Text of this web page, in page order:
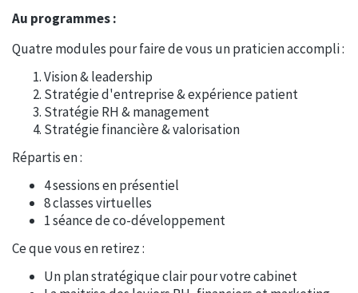
Au programmes :
Quatre modules pour faire de vous un praticien accompli :
Vision & leadership
Stratégie d'entreprise & expérience patient
Stratégie RH & management
Stratégie financière & valorisation
Répartis en :
4 sessions en présentiel
8 classes virtuelles
1 séance de co-développement
Ce que vous en retirez :
Un plan stratégique clair pour votre cabinet